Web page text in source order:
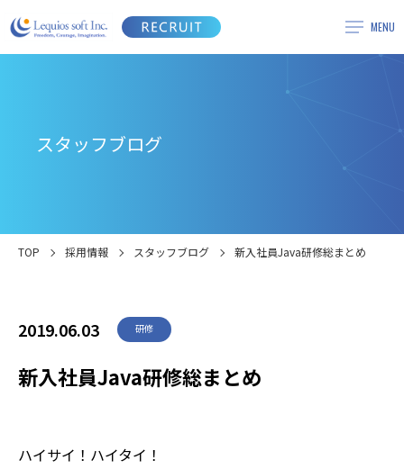
スタッフブログ
TOP 採用情報 スタッフブログ 新入社員Java研修総まとめ
2019.06.03 研修
新入社員Java研修総まとめ
ハイサイ！ハイタイ！